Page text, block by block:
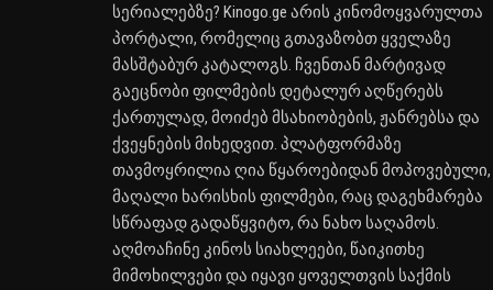
სერიალებზე? Kinogo.ge არის კინომოყვარულთა
პორტალი, რომელიც გთავაზობთ ყველაზე
მასშტაბურ კატალოგს. ჩვენთან მარტივად
გაეცნობი ფილმების დეტალურ აღწერებს
ქართულად, მოიძებ მსახიობების, ჟანრებსა და
ქვეყნების მიხედვით. პლატფორმაზე
თავმოყრილია ღია წყაროებიდან მოპოვებული,
მაღალი ხარისხის ფილმები, რაც დაგეხმარება
სწრაფად გადაწყვიტო, რა ნახო საღამოს.
აღმოაჩინე კინოს სიახლეები, წაიკითხე
მიმოხილვები და იყავი ყოველთვის საქმის